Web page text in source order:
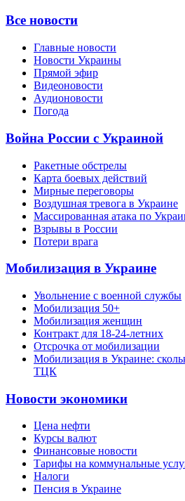
Все новости
Главные новости
Новости Украины
Прямой эфир
Видеоновости
Аудионовости
Погода
Война России с Украиной
Ракетные обстрелы
Карта боевых действий
Мирные переговоры
Воздушная тревога в Украине
Массированная атака по
Взрывы в России
Потери врага
Мобилизация в Украине
Увольнение с военной службы
Мобилизация 50+
Мобилизация женщин
Контракт для 18-24-летних
Отсрочка от мобилизации
Мобилизация в Украине:
ТЦК
Новости экономики
Цена нефти
Курсы валют
Финансовые новости
Тарифы на коммунальные
Налоги
Пенсия в Украине